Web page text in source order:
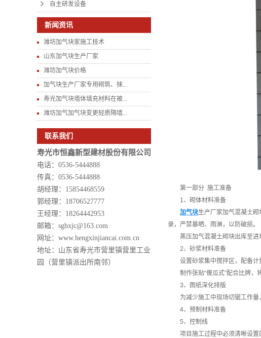
自主研发设备
新闻资讯
潍坊加气块家施工技术
山东加气块生产厂家
潍坊加气块价格
加气块生产厂家专用砌筑、抹...
寿光加气块墙体填充材料在被...
潍坊加气加气块变更轻质隔墙...
联系我们
寿光市恒鑫新型建材股份有限公司
电话：0536-5444888
传真：0536-5444888
胡经理：15854468559
郭经理：18706527777
王经理：18264442953
邮箱：sghxjc@163.com
网址：www.hengxinjiancai.com.cn
地址：山东省寿光市营里镇营里工业
园（营里镇派出所南邻）
第一部分 施工准备
1、砌体材料准备
加气块生产厂家加气混凝土
录，严禁暴晒、雨淋，以防破损。
蒸压加气混凝土砌块出库至
2、砂浆材料准备
设置砂浆集中搅拌区，配备计
制作张贴“傻瓜式”配合比牌，
3、图纸深化排版
为减少施工中现场切锯工作
4、预制材料准备
5、控制线
项目施工过程中必须清晰设置